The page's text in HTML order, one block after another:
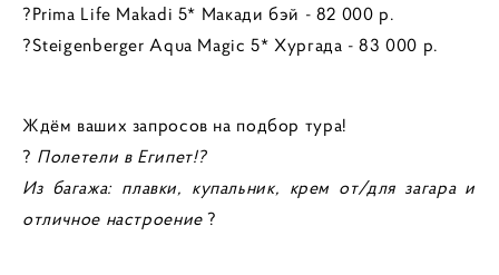
?Prima Life Makadi 5* Макади бэй - 82 000 р.
?Steigenberger Aqua Magic 5* Хургада - 83 000 р.
Ждём ваших запросов на подбор тура!
? Полетели в Египет!?
Из багажа: плавки, купальник, крем от/для загара и
отличное настроение?